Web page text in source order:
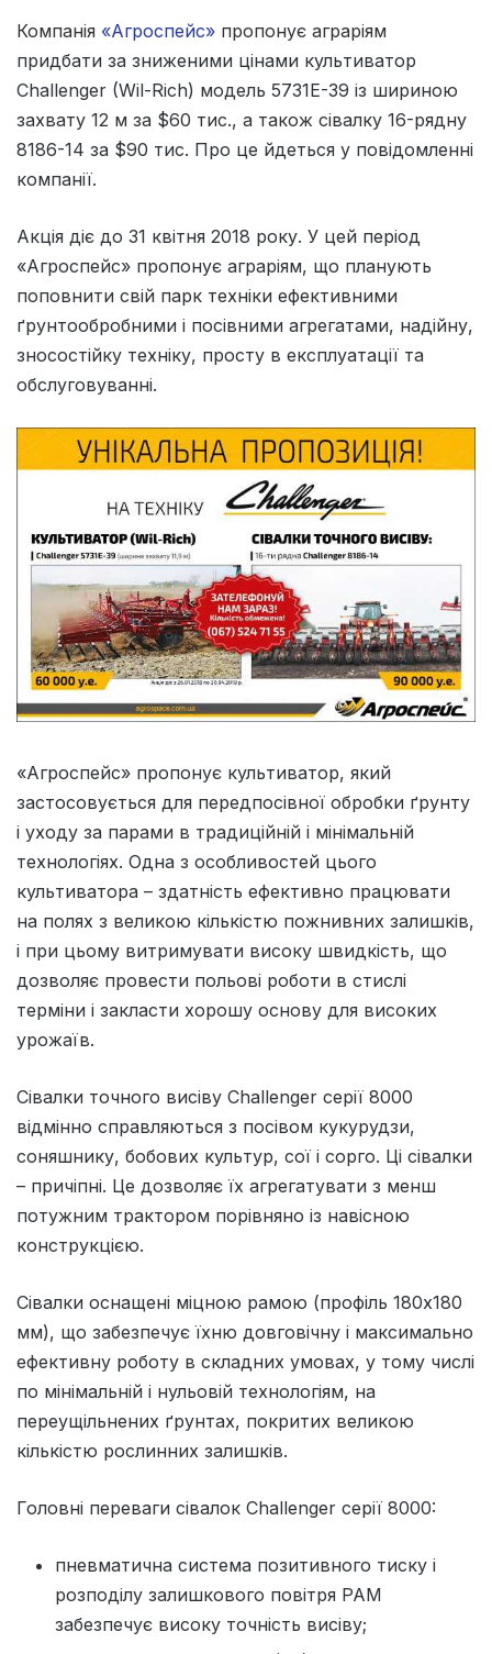
Компанія «Агроспейс» пропонує аграріям
придбати за зниженими цінами культиватор
Challenger (Wil-Rich) модель 5731Е-39 із шириною
захвату 12 м за $60 тис., а також сівалку 16-рядну
8186-14 за $90 тис. Про це йдеться у повідомленні
компанії.
Акція діє до 31 квітня 2018 року. У цей період
«Агроспейс» пропонує аграріям, що планують
поповнити свій парк техніки ефективними
ґрунтообробними і посівними агрегатами, надійну,
зносостійку техніку, просту в експлуатації та
обслуговуванні.
«Агроспейс» пропонує культиватор, який
застосовується для передпосівної обробки ґрунту
і уходу за парами в традиційній і мінімальній
технологіях. Одна з особливостей цього
культиватора – здатність ефективно працювати
на полях з великою кількістю пожнивних залишків,
і при цьому витримувати високу швидкість, що
дозволяє провести польові роботи в стислі
терміни і закласти хорошу основу для високих
урожаїв.
Сівалки точного висіву Challenger серії 8000
відмінно справляються з посівом кукурудзи,
соняшнику, бобових культур, сої і сорго. Ці сівалки
– причіпні. Це дозволяє їх агрегатувати з менш
потужним трактором порівняно із навісною
конструкцією.
Сівалки оснащені міцною рамою (профіль 180х180
мм), що забезпечує їхню довговічну і максимально
ефективну роботу в складних умовах, у тому числі
по мінімальній і нульовій технологіям, на
переущільнених ґрунтах, покритих великою
кількістю рослинних залишків.
Головні переваги сівалок Challenger серії 8000:
пневматична система позитивного тиску і
розподілу залишкового повітря РАМ
забезпечує високу точність висіву;